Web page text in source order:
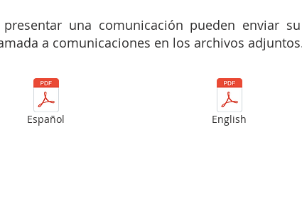
una comunicación pueden enviar
a comunicaciones en los archivos
Español English